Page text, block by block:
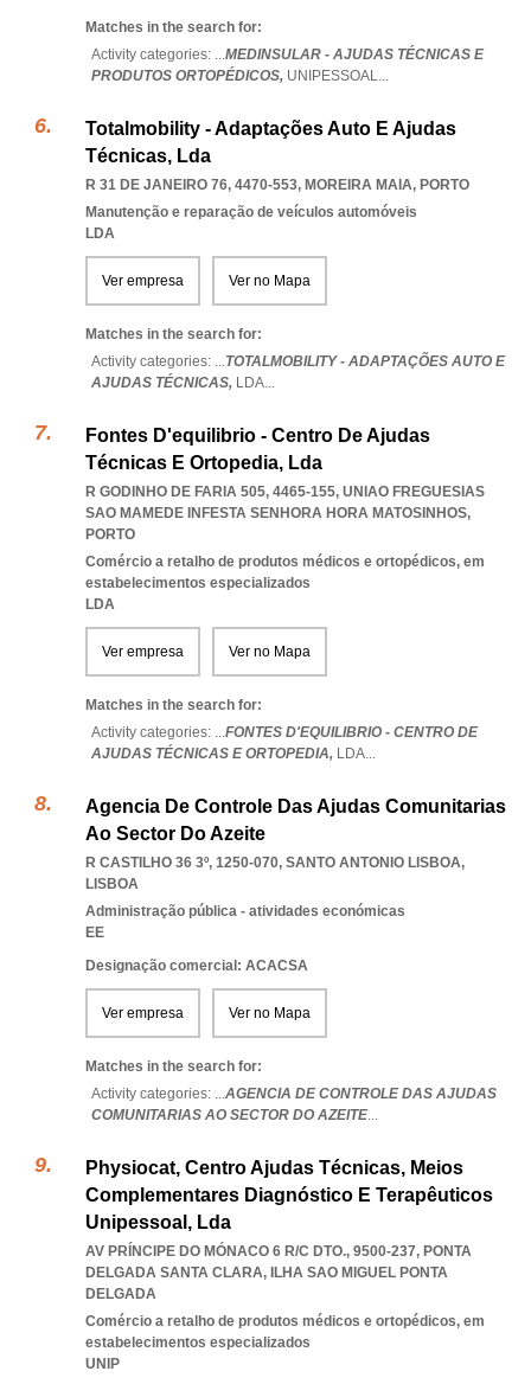
Matches in the search for:
Activity categories: ...MEDINSULAR - AJUDAS TÉCNICAS E
PRODUTOS ORTOPÉDICOS, UNIPESSOAL...
Totalmobility - Adaptações Auto E Ajudas
Técnicas, Lda
R 31 DE JANEIRO 76, 4470-553, MOREIRA MAIA, PORTO
Manutenção e reparação de veículos automóveis
LDA
Ver empresa Ver no Mapa
Matches in the search for:
Activity categories: ...TOTALMOBILITY - ADAPTAÇÕES AUTO E
AJUDAS TÉCNICAS, LDA...
Fontes D'equilibrio - Centro De Ajudas
Técnicas E Ortopedia, Lda
R GODINHO DE FARIA 505, 4465-155, UNIAO FREGUESIAS
SAO MAMEDE INFESTA SENHORA HORA MATOSINHOS,
PORTO
Comércio a retalho de produtos médicos e ortopédicos, em
estabelecimentos especializados
LDA
Ver empresa Ver no Mapa
Matches in the search for:
Activity categories: ...FONTES D'EQUILIBRIO - CENTRO DE
AJUDAS TÉCNICAS E ORTOPEDIA, LDA...
Agencia De Controle Das Ajudas Comunitarias
Ao Sector Do Azeite
R CASTILHO 36 3º, 1250-070, SANTO ANTONIO LISBOA,
LISBOA
Administração pública - atividades económicas
EE
Designação comercial: ACACSA
Ver empresa Ver no Mapa
Matches in the search for:
Activity categories: ...AGENCIA DE CONTROLE DAS AJUDAS
COMUNITARIAS AO SECTOR DO AZEITE...
Physiocat, Centro Ajudas Técnicas, Meios
Complementares Diagnóstico E Terapêuticos
Unipessoal, Lda
AV PRÍNCIPE DO MÓNACO 6 R/C DTO., 9500-237, PONTA
DELGADA SANTA CLARA, ILHA SAO MIGUEL PONTA
DELGADA
Comércio a retalho de produtos médicos e ortopédicos, em
estabelecimentos especializados
UNIP